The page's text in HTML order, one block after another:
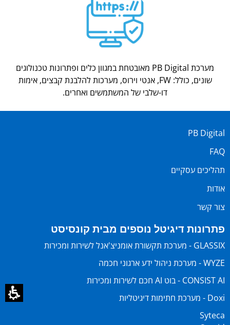
מערכת PB Digital מאובטחת במגוון כלים ופתרונות טכנולוגים
שונים, כולל: FW, אנטי וירוס, מערכות להלבנת קבצים, אימות
דו-שלבי של המשתמשים ואחרים.
PB Digital
FAQ
תהליכים עסקיים
אודות
צור קשר
פתרונות דיגיטל נוספים מבית קונסיסט
GLASSIX - מערכת תקשורת אומניצ'אנל לשירות ומכירות
WYZE - מערכת ניהול ידע ארגוני חכמה
CONSIST AI - בוט AI חכם לשירות ומכירות
Doxi - מערכת חתימות דיגיטליות
Syteca